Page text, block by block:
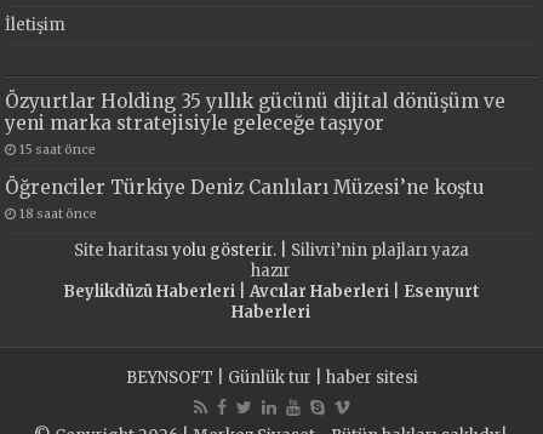
İletişim
Özyurtlar Holding 35 yıllık gücünü dijital dönüşüm ve
yeni marka stratejisiyle geleceğe taşıyor
15 saat önce
Öğrenciler Türkiye Deniz Canlıları Müzesi’ne koştu
18 saat önce
Site haritasıyolu gösterir. | Silivri’nin plajları yaza
hazır
Beylikdüzü Haberleri| Avcılar Haberleri| Esenyurt
Haberleri
BEYNSOFT Günlük tur haber sitesi